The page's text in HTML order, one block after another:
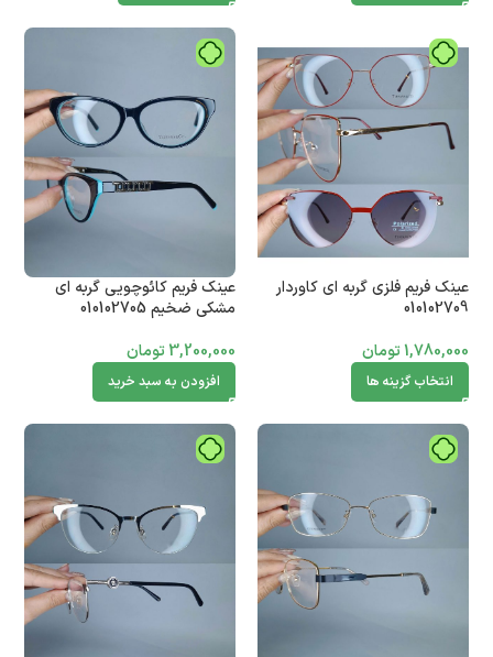
عینک فریم فلزی گربه ای کاوردار
010102709
1,780,000تومان
انتخاب گزینه ها
عینک فریم کائوچویی گربه ای
مشکی ضخیم 010102705
3,200,000تومان
افزودن به سبد خرید